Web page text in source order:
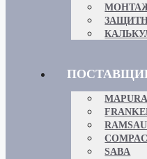
MAPURA
SABA